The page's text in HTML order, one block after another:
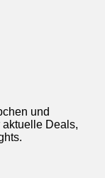
und
Deals,